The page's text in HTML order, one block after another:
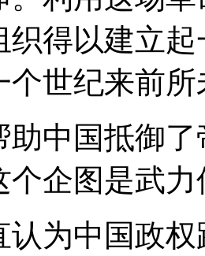
织得以建立
个世纪来前
助中国抵御
个企图是武
认为中国政